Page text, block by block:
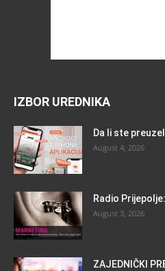
IZBOR UREDNIKA
Da li ste
August 4, 2026
Radio
August 3, 2026
ZAJEDNIČKI